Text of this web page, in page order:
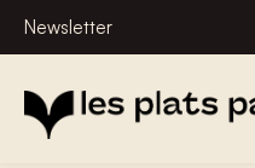
Newsletter